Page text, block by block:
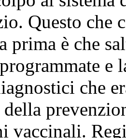
Questo che
prima è che
e
che
della
vaccinali.